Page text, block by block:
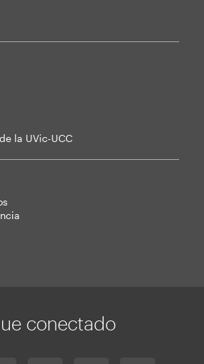
la UVic-UCC
conectado